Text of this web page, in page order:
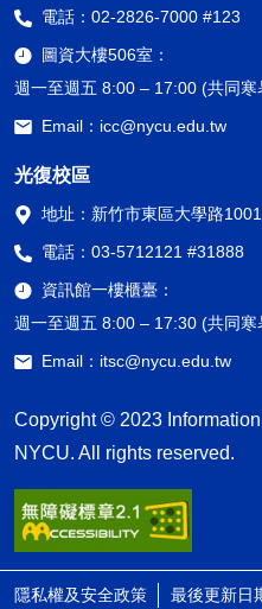
電話： 02-2826-7000 #123
圖資大樓506室：
週一至週五 8:00 – 17:00 (共同寒
Email： icc@nycu.edu.tw
光復校區
地址： 新竹市東區大學路
電話： 03-5712121 #31888
資訊館一樓櫃臺：
週一至週五 8:00 – 17:30 (共同寒
Email： itsc@nycu.edu.tw
Copyright © 2023 Information
NYCU. All rights reserved.
隱私權及安全政策 最後更新日